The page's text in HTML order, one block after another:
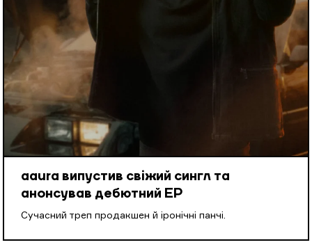
aaura випустив свіжий сингл та
анонсував дебютний EP
Cучасний треп продакшен й іронічні панчі.